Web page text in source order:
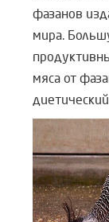
фазанов
мира.
мяса от